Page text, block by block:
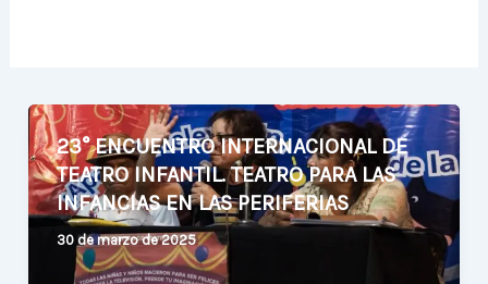
23° ENCUENTRO INTERNACIONAL DE
TEATRO INFANTIL. TEATRO PARA LAS
INFANCIAS EN LAS PERIFERIAS
30 de marzo de 2025